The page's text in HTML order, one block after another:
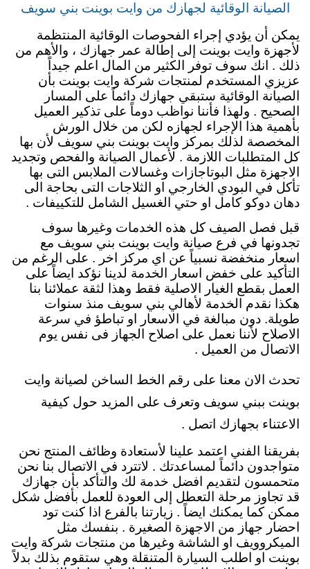
الصيانة الوقائية لجهازك من وايت بوينت بني سويف
يمكن أن يؤدي إجراء الفحوصات الوقائية المنتظمة
لأجهزة وايت بوينت إلى إطالة عمر جهازك ، والأهم من
ذلك . انك سوف توفر الكثير من المال اعلم جيداً
عزيزي المستخدم لمنتجات شركة وايت بوينت بأن
الصيانة الوقائية ستبقي جهازك دائماً على المسار
الصحيح . ولهذا فأننا نواظب دوماً على تذكير العميل
بأهمية هذا الإجراء لجهازه لكن من خلال الورش
المخصصة لذلك بمركز وايت بوينت بني سويف لأن بها
كل المتطلبات اللازمة . لأعمال الصيانة والفحص وتجديد
الاجهزة مثل البوتاجازات وغسالات الملابس التى بها
تأكل في البودي الخارجي او الثلاجات التى بحاجة الى
دهان دوكو كامل او حتي الغسيل الشامل للتكييفات .
قبل فصل الصيف كل هذه الخدمات وغيرها سوف
تجدونها في فرع صيانة وايت بوينت بني سويف مع
اسعار منخفضة نسبياً عن اي مركز اخر . على الرغم من
التأكيد على خفض اسعار الخدمة لدينا نؤكد ايضاً على
العمل بقطع الغيار الاصلية فقط وهذا لثقة عملائنا بنا
هكذا نقدم الخدمة لأهالي بني سويف منذ سنوات
طويلة. دون مبالغة في الاسعار او تباطؤ في سرعة
الاصلاح لأننا نعمل على اصلاح الجهاز فى نفس يوم
الاتصال من العميل .
تحدث الان معنا على رقم الخط الساخن لصيانة وايت
بوينت ببني سويف وتعرف على المزيد حول كيفية
الاعتناء بجهازك اتصل .
بفريقنا الفني اعتمد علينا لأستعادة وظائف المنتج نحن
متواجدون دائماً لمساعدتك . لاتترد في الاتصال بنا نحن
متحمسون لتقديم افضل خدمة لك والتأكد بأن جهازك
قد تجاوز مرحلة التعطل إلى العودة للعمل بأفضل شكل
ممكن كما يمكنك ايضاً . زيارتنا بالفرع اذا كنت تود
احضار جهاز من الاجهزة الصغيرة . بنفسك مثل
الميكروويف او الشاشة وغيرها من منتجات شركة وايت
بوينت او اطلب السيارة المتنقلة وهي ستقوم بذلك بدلاً